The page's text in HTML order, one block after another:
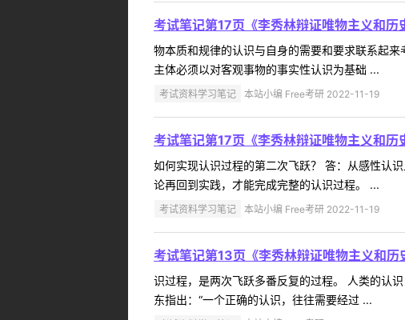
考试笔记第17页《李秀林辩证唯物主义和历
物本质和规律的认识与自身的需要和要求联系起
主体必须以对客观事物的事实性认识为基础 ...
考试资料学习笔记 本站小编 Free考研 2022-11-19
考试笔记第17页《李秀林辩证唯物主义和历
如何实现认识过程的第二次飞跃？ 答：从感性认
论再回到实践，才能完成完整的认识过程。 ...
考试资料学习笔记 本站小编 Free考研 2022-11-19
考试笔记第13页《李秀林辩证唯物主义和
识过程，是两次飞跃多番反复的过程。 人类的认
东指出：“一个正确的认识，往往需要经过 ...